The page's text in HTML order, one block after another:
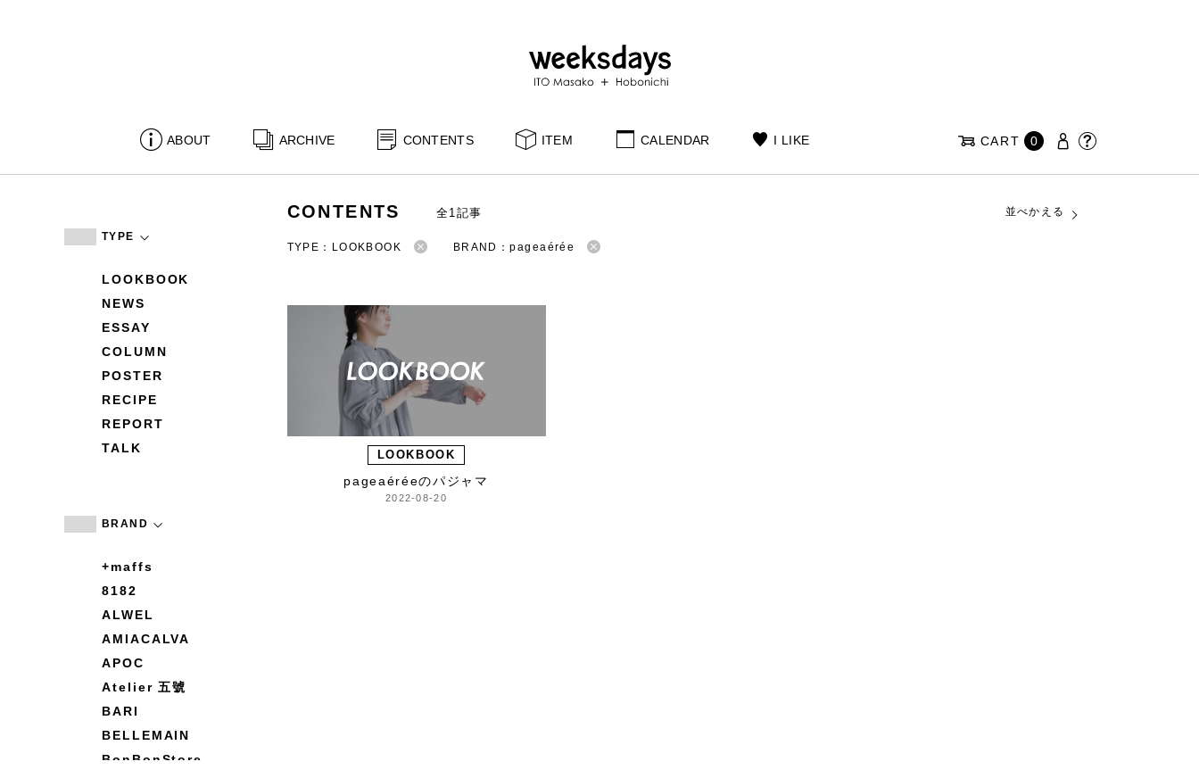
ABOUT ARCHIVE CONTENTS ITEM CALENDAR I LIKE CART 0
TYPE
LOOKBOOK
NEWS
ESSAY
COLUMN
POSTER
RECIPE
REPORT
TALK
BRAND
+maffs
8182
ALWEL
AMIACALVA
APOC
Atelier 五號
BARI
BELLEMAIN
BonBonStore
CONTENTS 全1記事 並べかえる
TYPE：LOOKBOOK BRAND：pageaérée
LOOKBOOK
pageaéréeのパジャマ
2022-08-20